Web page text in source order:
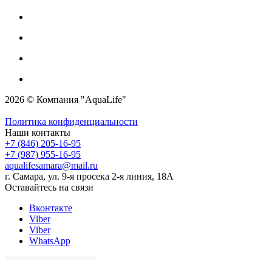
2026 © Компания "AquaLife"
Политика конфиденциальности
Наши контакты
+7 (846) 205-16-95
+7 (987) 955-16-95
aqualifesamara@mail.ru
г. Самара, ул. 9-я просека 2-я линия, 18А
Оставайтесь на связи
Вконтакте
Viber
Viber
WhatsApp